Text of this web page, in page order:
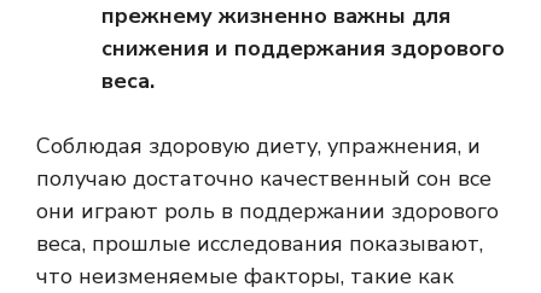
прежнему жизненно важны для
снижения и поддержания здорового
веса.
Соблюдая здоровую диету, упражнения, и
получаю достаточно качественный сон все
они играют роль в поддержании здорового
веса, прошлые исследования показывают,
что неизменяемые факторы, такие как